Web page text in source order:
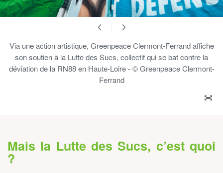
Via une action artistique, Greenpeace Clermont-Ferrand affiche
son soutien à la Lutte des Sucs, collectif qui se bat contre la
déviation de la RN88 en Haute-Loire - © Greenpeace Clermont-
Ferrand
Mais la Lutte des Sucs, c’est quoi
?